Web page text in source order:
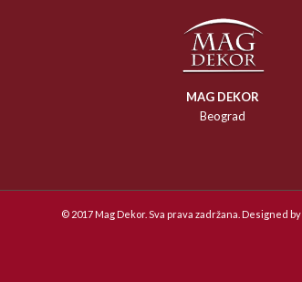
MAG DEKOR
Beograd
© 2017 Mag Dekor. Sva prava zadržana. Designed by